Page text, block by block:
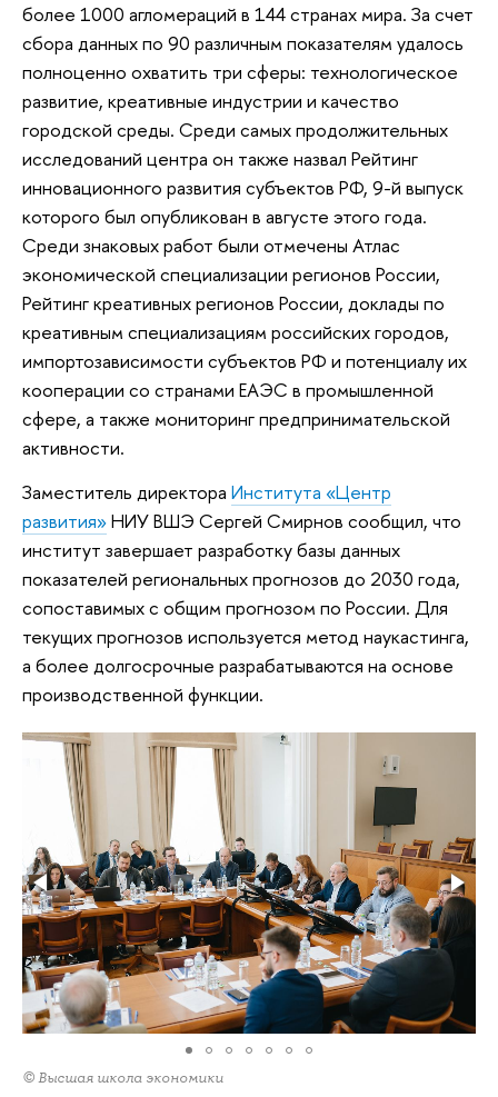
более 1000 агломераций в 144 странах мира. За счет
сбора данных по 90 различным показателям удалось
полноценно охватить три сферы: технологическое
развитие, креативные индустрии и качество
городской среды. Среди самых продолжительных
исследований центра он также назвал Рейтинг
инновационного развития субъектов РФ, 9-й выпуск
которого был опубликован в августе этого года.
Среди знаковых работ были отмечены Атлас
экономической специализации регионов России,
Рейтинг креативных регионов России, доклады по
креативным специализациям российских городов,
импортозависимости субъектов РФ и потенциалу их
кооперации со странами ЕАЭС в промышленной
сфере, а также мониторинг предпринимательской
активности.
Заместитель директора Института «Центр
развития»НИУ ВШЭ Сергей Смирнов сообщил, что
институт завершает разработку базы данных
показателей региональных прогнозов до 2030 года,
сопоставимых с общим прогнозом по России. Для
текущих прогнозов используется метод наукастинга,
а более долгосрочные разрабатываются на основе
производственной функции.
© Высшая школа экономики